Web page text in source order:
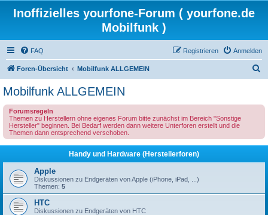
Inoffizielles yourfone-Forum ( yourfone.de
Mobilfunk )
FAQ Anmelden
Registrieren
Foren-Übersicht Mobilfunk ALLGEMEIN
Mobilfunk ALLGEMEIN
Forumsregeln
Themen zu Herstellern ohne eigenes Forum bitte zunächst im Bereich "Sonstige
Hersteller" beginnen. Bei Bedarf werden dann weitere Unterforen erstellt und die
Themen dann entsprechend verschoben.
Handy und Hardware (Herstellerforen)
Apple
Diskussionen zu Endgeräten von Apple (iPhone, iPad, ...)
Themen: 5
HTC
Diskussionen zu Endgeräten von HTC